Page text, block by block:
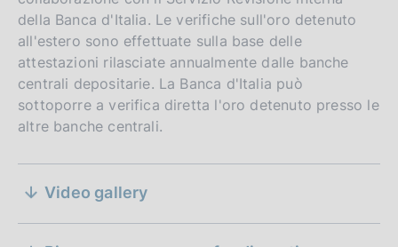
della Banca d'Italia. Le verifiche sull'oro detenuto
all'estero sono effettuate sulla base delle
attestazioni rilasciate annualmente dalle banche
centrali depositarie. La Banca d'Italia può
sottoporre a verifica diretta l'oro detenuto presso le
altre banche centrali.
S
Video gallery
Conduce Giovanni Floris